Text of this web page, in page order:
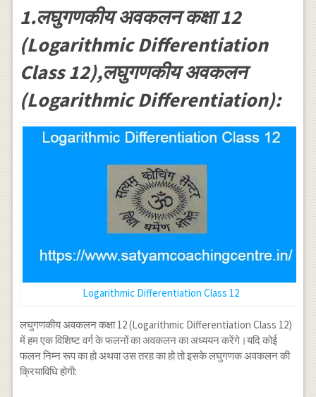
1.लघुगणकीय अवकलन कक्षा 12
(Logarithmic Differentiation
Class 12),लघुगणकीय अवकलन
(Logarithmic Differentiation):
Logarithmic Differentiation Class 12
लघुगणकीय अवकलन कक्षा 12 (Logarithmic Differentiation Class 12)
में हम एक विशिष्ट वर्ग के फलनों का अवकलन का अध्ययन करेंगे।यदि कोई
फलन निम्न रूप का हो अथवा उस तरह का हो तो इसके लघुगणक अवकलन की
क्रियाविधि होगी: